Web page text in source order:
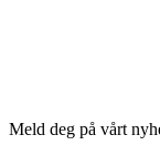
Meld deg på vårt